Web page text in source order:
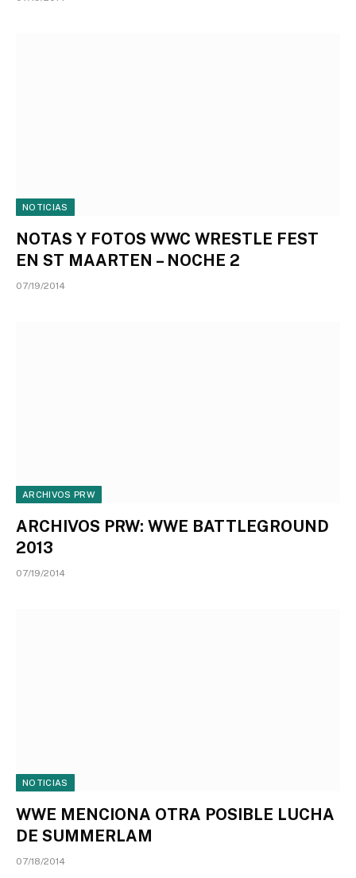
NOTICIAS
NOTAS Y FOTOS WWC WRESTLE FEST
EN ST MAARTEN – NOCHE 2
07/19/2014
ARCHIVOS PRW
ARCHIVOS PRW: WWE BATTLEGROUND
2013
07/19/2014
NOTICIAS
WWE MENCIONA OTRA POSIBLE LUCHA
DE SUMMERLAM
07/18/2014